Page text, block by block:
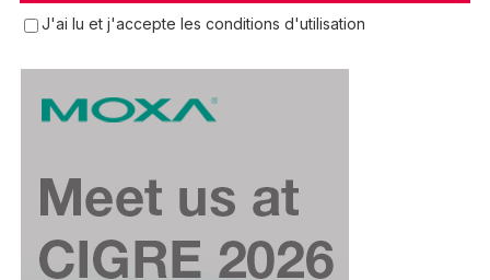
J'ai lu et j'accepte les conditions d'utilisation